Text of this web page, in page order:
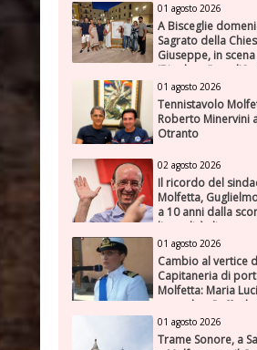
01 agosto 2026
A Bisceglie
Sagrato della
Giuseppe, in
“Rigoletto” con
Sinfonica
01 agosto 2026
Tennistavolo
Roberto Minervini
Otranto
02 agosto 2026
Il ricordo del
Molfetta,
a 10 anni dalla
l'attualità di una
genera futuro
01 agosto 2026
Cambio al vertice
Capitaneria di
Molfetta: Maria
succede a
01 agosto 2026
Trame Sonore, a